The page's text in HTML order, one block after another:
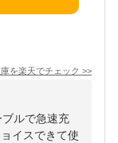
を楽天でチェック >>
ルで急速充
イスできて使